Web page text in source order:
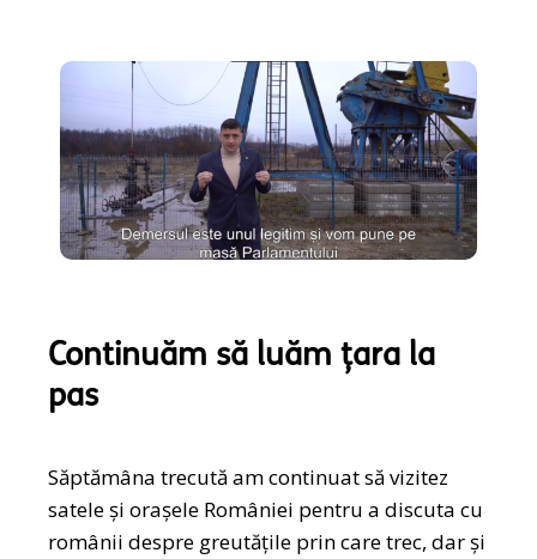
Continuăm să luăm țara la
pas
Săptămâna trecută am continuat să vizitez
satele și orașele României pentru a discuta cu
românii despre greutățile prin care trec, dar și